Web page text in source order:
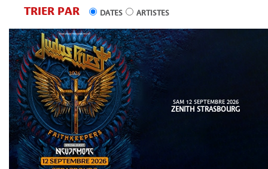
TRIER PAR DATES ARTISTES
SAM 12 SEPTEMBRE 2026
ZENITH STRASBOURG